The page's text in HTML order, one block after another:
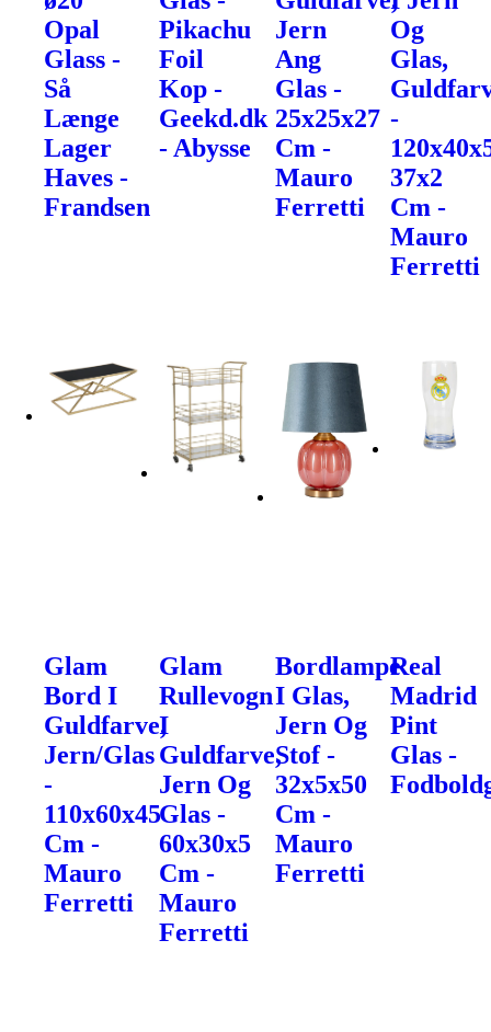
Opal
Glass -
Så
Længe
Lager
Haves -
Frandsen
Pikachu
Foil
Kop -
Geekd.dk
- Abysse
Jern
Ang
Glas -
25x25x27
Cm -
Mauro
Ferretti
Og
Glas,
-
37x2
Cm -
Mauro
Ferretti
Glam
Bord I
Guldfarve,
Jern/Glas
-
110x60x45
Cm -
Mauro
Ferretti
Glam
Rullevogn
I
Guldfarve,
Jern Og
Glas -
60x30x5
Cm -
Mauro
Ferretti
Bordlampe
I Glas,
Jern Og
Stof -
32x5x50
Cm -
Mauro
Ferretti
Real
Madrid
Pint
Glas -